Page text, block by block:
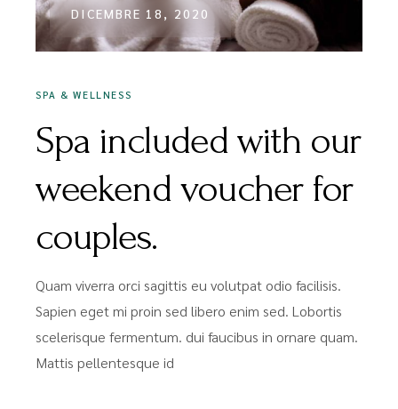
DICEMBRE 18, 2020
SPA & WELLNESS
Spa included with our
weekend voucher for
couples.
Quam viverra orci sagittis eu volutpat odio facilisis.
Sapien eget mi proin sed libero enim sed. Lobortis
scelerisque fermentum. dui faucibus in ornare quam.
Mattis pellentesque id